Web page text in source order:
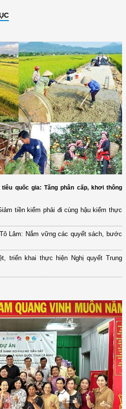
quốc gia: Tăng phân cấp, khơi thông
tiền kiểm phải đi cùng hậu kiểm thực
Lâm: Nắm vững các quyết sách, bước
triển khai thực hiện Nghị quyết Trung